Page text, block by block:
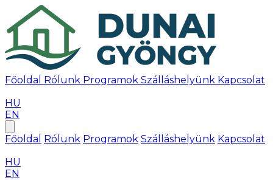
Főoldal Rólunk Programok Szálláshelyünk Kapcsolat
HU
EN
Főoldal Rólunk Programok Szálláshelyünk Kapcsolat
HU
EN